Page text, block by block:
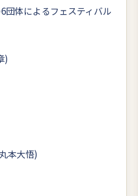
団体によるフェスティバル
)
本大悟)